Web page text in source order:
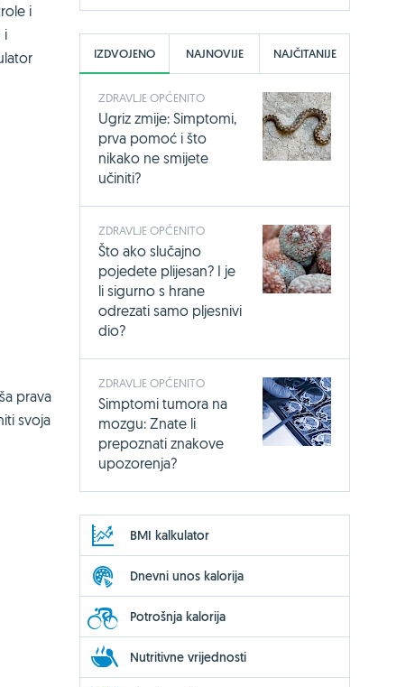
i
i
prava
svoja
IZDVOJENO NAJNOVIJE NAJČITANIJE
ZDRAVLJE OPĆENITO
Ugriz zmije: Simptomi,
prva pomoć i što
nikako ne smijete
učiniti?
ZDRAVLJE OPĆENITO
Što ako slučajno
pojedete plijesan? I je
li sigurno s hrane
odrezati samo pljesnivi
dio?
ZDRAVLJE OPĆENITO
Simptomi tumora na
mozgu: Znate li
prepoznati znakove
upozorenja?
BMI kalkulator
Dnevni unos kalorija
Potrošnja kalorija
Nutritivne vrijednosti